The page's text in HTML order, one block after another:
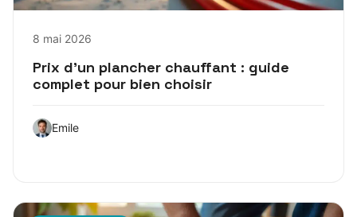
8 mai 2026
Prix d’un plancher chauffant : guide
complet pour bien choisir
Emile